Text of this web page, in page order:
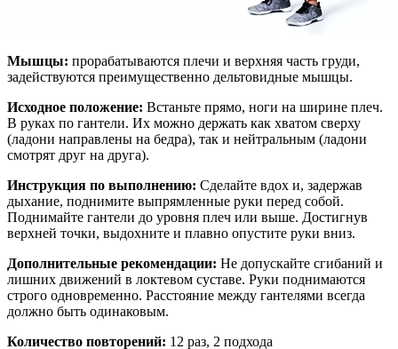
Мышцы: прорабатываются плечи и верхняя часть груди,
задействуются преимущественно дельтовидные мышцы.
Исходное положение: Встаньте прямо, ноги на ширине плеч.
В руках по гантели. Их можно держать как хватом сверху
(ладони направлены на бедра), так и нейтральным (ладони
смотрят друг на друга).
Инструкция по выполнению: Сделайте вдох и, задержав
дыхание, поднимите выпрямленные руки перед собой.
Поднимайте гантели до уровня плеч или выше. Достигнув
верхней точки, выдохните и плавно опустите руки вниз.
Дополнительные рекомендации: Не допускайте сгибаний и
лишних движений в локтевом суставе. Руки поднимаются
строго одновременно. Расстояние между гантелями всегда
должно быть одинаковым.
Количество повторений: 12 раз, 2 подхода